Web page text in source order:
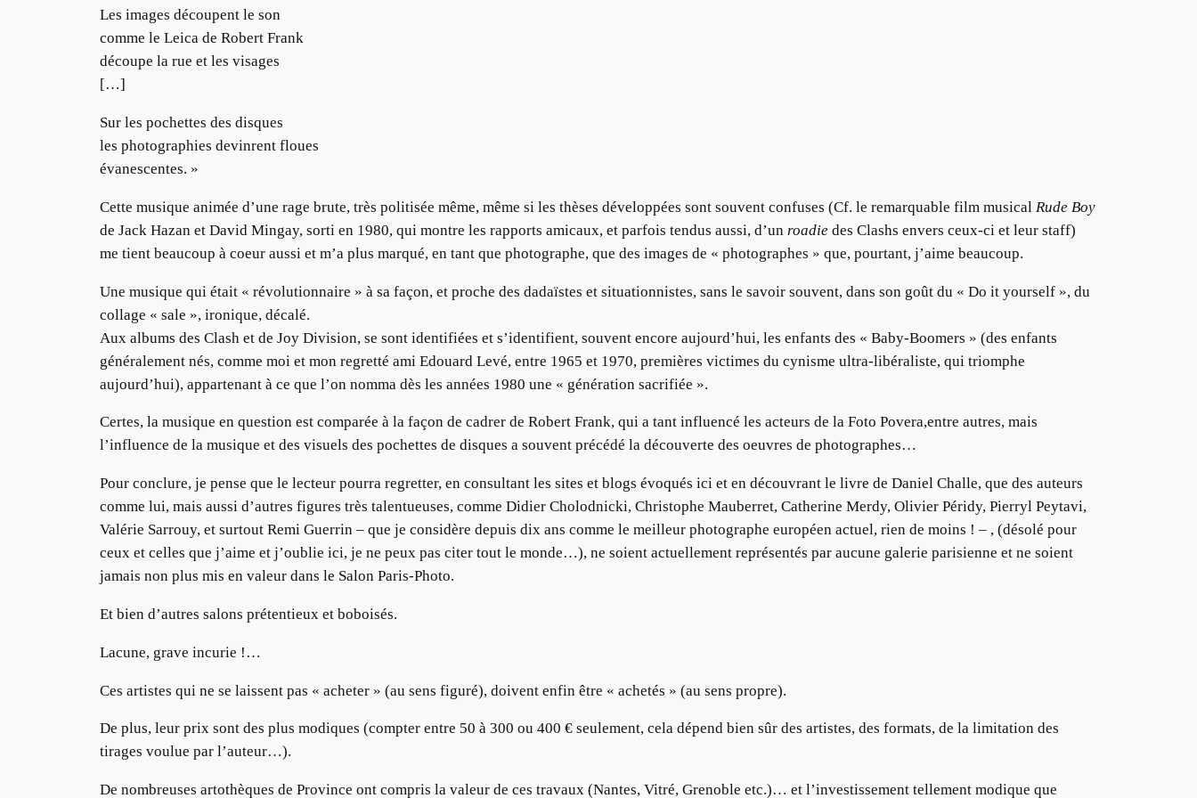
Les images découpent le son
comme le Leica de Robert Frank
découpe la rue et les visages
[…]
Sur les pochettes des disques
les photographies devinrent floues
évanescentes. »
Cette musique animée d’une rage brute, très politisée même, même si les thèses développées sont souvent confuses (Cf. le remarquable film musical Rude Boy
de Jack Hazan et David Mingay, sorti en 1980, qui montre les rapports amicaux, et parfois tendus aussi, d’un roadie des Clashs envers ceux-ci et leur staff)
me tient beaucoup à coeur aussi et m’a plus marqué, en tant que photographe, que des images de « photographes » que, pourtant, j’aime beaucoup.
Une musique qui était « révolutionnaire » à sa façon, et proche des dadaïstes et situationnistes, sans le savoir souvent, dans son goût du « Do it yourself », du
collage « sale », ironique, décalé.
Aux albums des Clash et de Joy Division, se sont identifiées et s’identifient, souvent encore aujourd’hui, les enfants des « Baby-Boomers » (des enfants
généralement nés, comme moi et mon regretté ami Edouard Levé, entre 1965 et 1970, premières victimes du cynisme ultra-libéraliste, qui triomphe
aujourd’hui), appartenant à ce que l’on nomma dès les années 1980 une « génération sacrifiée ».
Certes, la musique en question est comparée à la façon de cadrer de Robert Frank, qui a tant influencé les acteurs de la Foto Povera,entre autres, mais
l’influence de la musique et des visuels des pochettes de disques a souvent précédé la découverte des oeuvres de photographes…
Pour conclure, je pense que le lecteur pourra regretter, en consultant les sites et blogs évoqués ici et en découvrant le livre de Daniel Challe, que des auteurs
comme lui, mais aussi d’autres figures très talentueuses, comme Didier Cholodnicki, Christophe Mauberret, Catherine Merdy, Olivier Péridy, Pierryl Peytavi,
Valérie Sarrouy, et surtout Remi Guerrin – que je considère depuis dix ans comme le meilleur photographe européen actuel, rien de moins ! – , (désolé pour
ceux et celles que j’aime et j’oublie ici, je ne peux pas citer tout le monde…), ne soient actuellement représentés par aucune galerie parisienne et ne soient
jamais non plus mis en valeur dans le Salon Paris-Photo.
Et bien d’autres salons prétentieux et boboisés.
Lacune, grave incurie !…
Ces artistes qui ne se laissent pas « acheter » (au sens figuré), doivent enfin être « achetés » (au sens propre).
De plus, leur prix sont des plus modiques (compter entre 50 à 300 ou 400 € seulement, cela dépend bien sûr des artistes, des formats, de la limitation des
tirages voulue par l’auteur…).
De nombreuses artothèques de Province ont compris la valeur de ces travaux (Nantes, Vitré, Grenoble etc.)… et l’investissement tellement modique que